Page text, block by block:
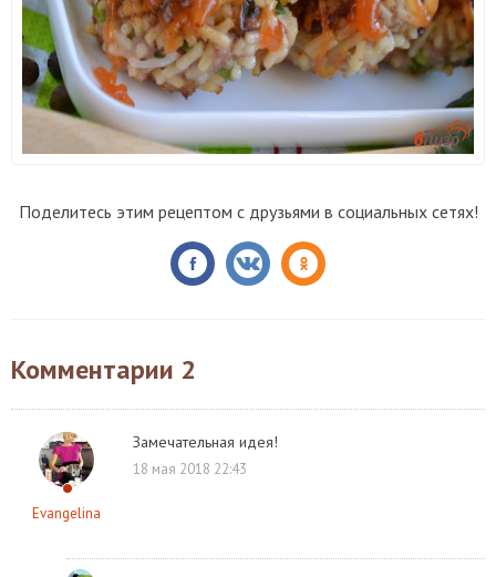
Поделитесь этим рецептом с друзьями в социальных сетях!
Комментарии 2
Evangelina
Замечательная идея!
18 мая 2018 22:43